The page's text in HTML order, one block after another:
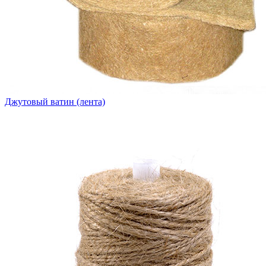
Джутовый ватин (лента)